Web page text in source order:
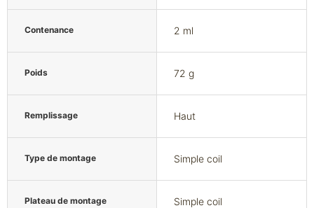
Contenance 2 ml
Poids 72 g
Remplissage Haut
Type de montage Simple coil
Plateau de montage Simple coil